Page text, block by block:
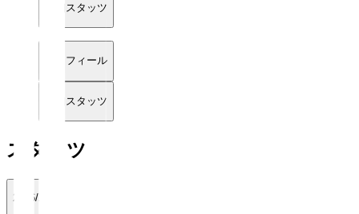
詳細スタッツ
プロフィール
詳細スタッツ
スタッツ
2026/27